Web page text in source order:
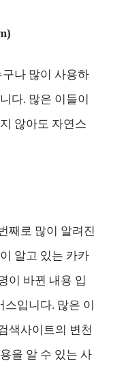
구나 많이 사용하
다. 많은 이들이
않아도 자연스
째로 많이 알려진
알고 있는 카카
이 바뀐 내용 입
입니다. 많은 이
색사이트의 변천
을 알 수 있는 사